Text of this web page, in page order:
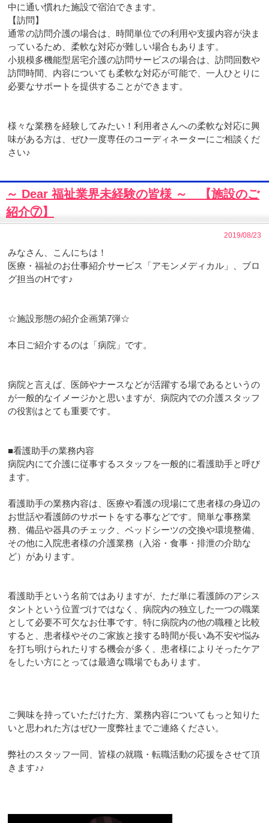
中に通い慣れた施設で宿泊できます。
【訪問】
通常の訪問介護の場合は、時間単位での利用や支援内容が決ま
っているため、柔軟な対応が難しい場合もあります。
小規模多機能型居宅介護の訪問サービスの場合は、訪問回数や
訪問時間、内容についても柔軟な対応が可能で、一人ひとりに
必要なサポートを提供することができます。
様々な業務を経験してみたい！利用者さんへの柔軟な対応に興
味がある方は、ぜひ一度専任のコーディネーターにご相談くだ
さい♪
～ Dear 福祉業界未経験の皆様 ～ 【施設のご
紹介⑦】
2019/08/23
みなさん、こんにちは！
医療・福祉のお仕事紹介サービス「アモンメディカル」、ブロ
グ担当のHです♪
☆施設形態の紹介企画第7弾☆
本日ご紹介するのは「病院」です。
病院と言えば、医師やナースなどが活躍する場であるというの
が一般的なイメージかと思いますが、病院内での介護スタッフ
の役割はとても重要です。
■看護助手の業務内容
病院内にて介護に従事するスタッフを一般的に看護助手と呼び
ます。
看護助手の業務内容は、医療や看護の現場にて患者様の身辺の
お世話や看護師のサポートをする事などです。簡単な事務業
務、備品や器具のチェック、ベッドシーツの交換や環境整備、
その他に入院患者様の介護業務（入浴・食事・排泄の介助な
ど）があります。
看護助手という名前ではありますが、ただ単に看護師のアシス
タントという位置づけではなく、病院内の独立した一つの職業
として必要不可欠なお仕事です。特に病院内の他の職種と比較
すると、患者様やそのご家族と接する時間が長い為不安や悩み
を打ち明けられたりする機会が多く、患者様によりそったケア
をしたい方にとっては最適な職場でもあります。
ご興味を持っていただけた方、業務内容についてもっと知りた
いと思われた方はぜひ一度弊社までご連絡ください。
弊社のスタッフ一同、皆様の就職・転職活動の応援をさせて頂
きます♪♪